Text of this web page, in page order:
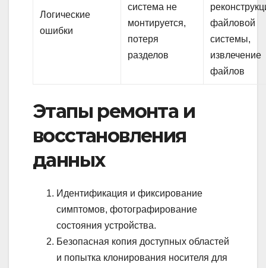
Логические
ошибки
система не
монтируется,
потеря
разделов
файловой
системы,
извлечение
файлов
Этапы ремонта и
восстановления
данных
Идентификация и фиксирование
симптомов, фотографирование
состояния устройства.
Безопасная копия доступных областей
и попытка клонирования носителя для